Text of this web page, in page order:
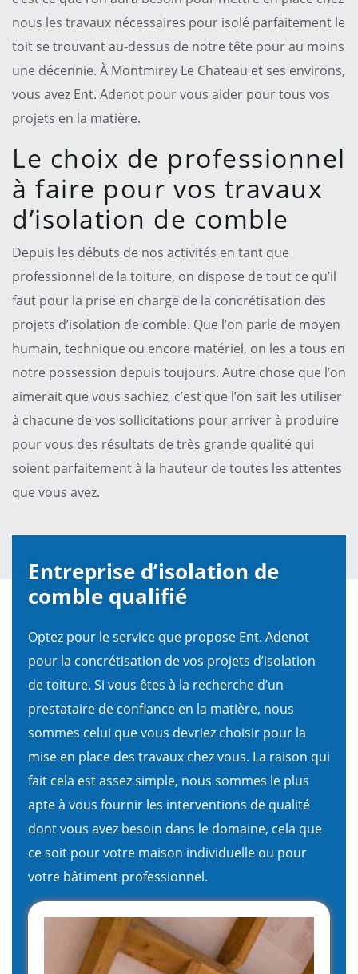
nous les travaux nécessaires pour isolé parfaitement le
toit se trouvant au-dessus de notre tête pour au moins
une décennie. À Montmirey Le Chateau et ses environs,
vous avez Ent. Adenot pour vous aider pour tous vos
projets en la matière.
Le choix de professionnel
à faire pour vos travaux
d’isolation de comble
Depuis les débuts de nos activités en tant que
professionnel de la toiture, on dispose de tout ce qu’il
faut pour la prise en charge de la concrétisation des
projets d’isolation de comble. Que l’on parle de moyen
humain, technique ou encore matériel, on les a tous en
notre possession depuis toujours. Autre chose que l’on
aimerait que vous sachiez, c’est que l’on sait les utiliser
à chacune de vos sollicitations pour arriver à produire
pour vous des résultats de très grande qualité qui
soient parfaitement à la hauteur de toutes les attentes
que vous avez.
Entreprise d’isolation de
comble qualifié
Optez pour le service que propose Ent. Adenot
pour la concrétisation de vos projets d’isolation
de toiture. Si vous êtes à la recherche d’un
prestataire de confiance en la matière, nous
sommes celui que vous devriez choisir pour la
mise en place des travaux chez vous. La raison qui
fait cela est assez simple, nous sommes le plus
apte à vous fournir les interventions de qualité
dont vous avez besoin dans le domaine, cela que
ce soit pour votre maison individuelle ou pour
votre bâtiment professionnel.